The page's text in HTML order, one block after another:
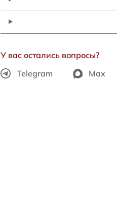
У вас остались вопросы?
Telegram
Max